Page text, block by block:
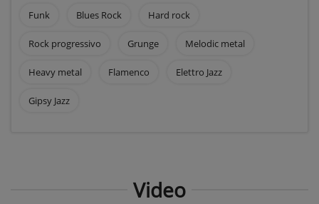
Funk Blues Rock Hard rock
Rock progressivo Grunge Melodic metal
Heavy metal Flamenco Elettro Jazz
Gipsy Jazz
Video